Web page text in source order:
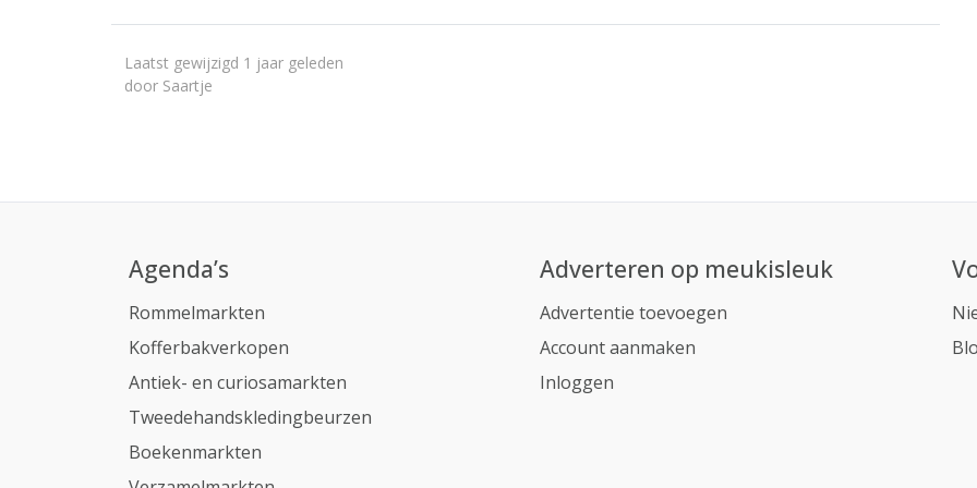
Laatst gewijzigd 1 jaar geleden
door Saartje
Agenda’s
Rommelmarkten
Kofferbakverkopen
Antiek- en curiosamarkten
Tweedehandskledingbeurzen
Boekenmarkten
Adverteren op meukisleuk
Advertentie toevoegen
Account aanmaken
Inloggen